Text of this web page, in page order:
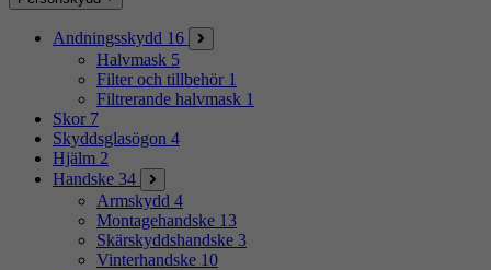
Andningsskydd 16
Halvmask 5
Filter och tillbehör 1
Filtrerande halvmask 1
Skor 7
Skyddsglasögon 4
Hjälm 2
Handske 34
Armskydd 4
Montagehandske 13
Skärskyddshandske 3
Vinterhandske 10